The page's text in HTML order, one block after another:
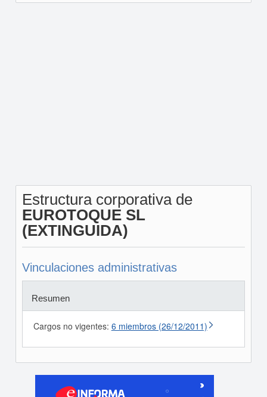
Estructura corporativa de
EUROTOQUE SL
(EXTINGUIDA)
Vinculaciones administrativas
Resumen
Cargos no vigentes: 6 miembros (26/12/2011)